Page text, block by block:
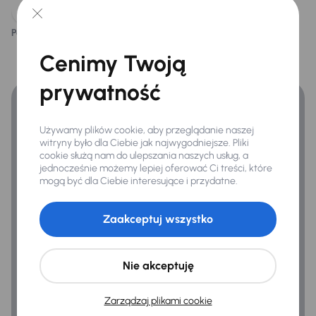
Extra
Czujnik deszczu
Infotainment
Android Auto
Bluetooth
Nawigacja
Podoba ci się ten opis?
Finansowanie
Zyskaj lepsze warunki finansowania niż v banku.
Cenimy Twoją
prywatność
Używamy plików cookie, aby przeglądanie naszej
witryny było dla Ciebie jak najwygodniejsze. Pliki
cookie służą nam do ulepszania naszych usług, a
jednocześnie możemy lepiej oferować Ci treści, które
mogą być dla Ciebie interesujące i przydatne.
Zarządzaj plikami cookie
Nie akceptuję
Zaakceptuj wszystko